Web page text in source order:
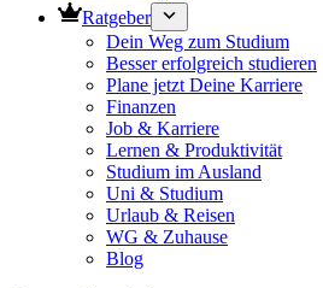
Ratgeber
Dein Weg zum Studium
Besser erfolgreich studieren
Plane jetzt Deine Karriere
Finanzen
Job & Karriere
Lernen & Produktivität
Studium im Ausland
Uni & Studium
Urlaub & Reisen
WG & Zuhause
Blog